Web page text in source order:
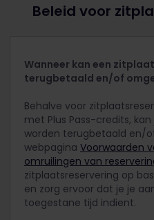
Beleid voor
Wanneer kan een
terugbetaald en/of
Behalve voor
met Plus Pass-credits,
worden terugbetaald en/
webpagina Voorwaarden
omruilingen van
zitplaatsreservering op
en zorg ervoor dat je je
toegestane tijd indient.